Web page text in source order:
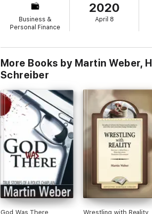
Business &
Personal Finance
2020
April 8
More Books by Martin Weber,
Schreiber
God Was There Wrestling with Reality